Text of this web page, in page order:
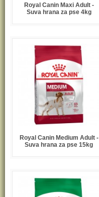
Royal Canin Maxi Adult -
Suva hrana za pse 4kg
Royal Canin Medium Adult -
Suva hrana za pse 15kg